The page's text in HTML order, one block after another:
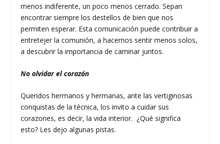
menos indiferente, un poco menos cerrado. Sepan
encontrar siempre los destellos de bien que nos
permiten esperar. Esta comunicación puede contribuir a
entretejer la comunión, a hacernos sentir menos solos,
a descubrir la importancia de caminar juntos.
No olvidar el corazón
Queridos hermanos y hermanas, ante las vertiginosas
conquistas de la técnica, los invito a cuidar sus
corazones, es decir, la vida interior. ¿Qué significa
esto? Les dejo algunas pistas.